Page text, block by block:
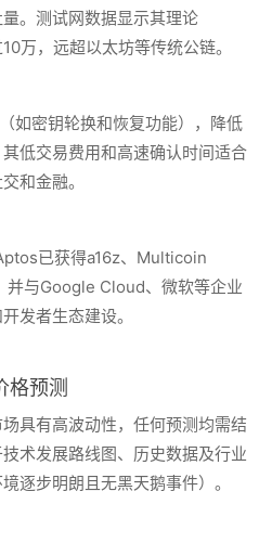
。测试网数据显示其理论
万，远超以太坊等传统公链。
如密钥轮换和恢复功能），降低
低交易费用和高速确认时间适合
和金融。
已获得a16z、Multicoin
并与Google Cloud、微软等企业
发者生态建设。
格预测
具有高波动性，任何预测均需结
术发展路线图、历史数据及行业
逐步明朗且无黑天鹅事件）。